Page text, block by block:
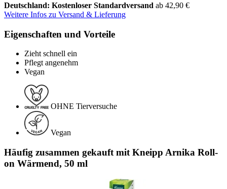
Deutschland: Kostenloser Standardversand ab 42,90 €
Weitere Infos zu Versand & Lieferung
Eigenschaften und Vorteile
Zieht schnell ein
Pflegt angenehm
Vegan
OHNE Tierversuche
Vegan
Häufig zusammen gekauft mit Kneipp Arnika Roll-
on Wärmend, 50 ml